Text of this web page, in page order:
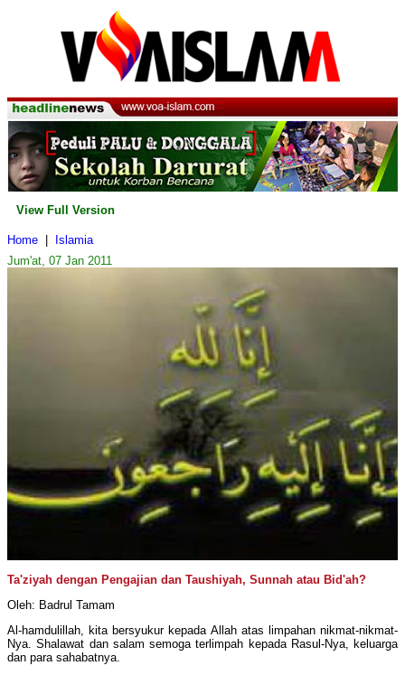
View Full Version
Home
Islamia
Jum'at, 07 Jan 2011
Ta'ziyah dengan Pengajian dan Taushiyah, Sunnah atau Bid'ah?
Oleh: Badrul Tamam
Al-hamdulillah, kita bersyukur kepada Allah atas limpahan nikmat-nikmat-
Nya. Shalawat dan salam semoga terlimpah kepada Rasul-Nya, keluarga
dan para sahabatnya.